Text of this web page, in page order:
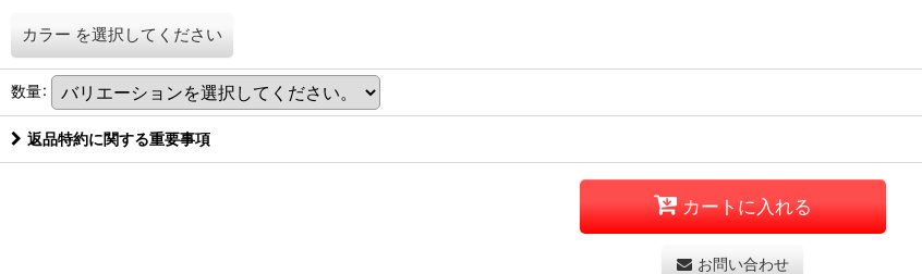
カラー を選択してください
数量:
返品特約に関する重要事項
カートに入れる
お問い合わせ